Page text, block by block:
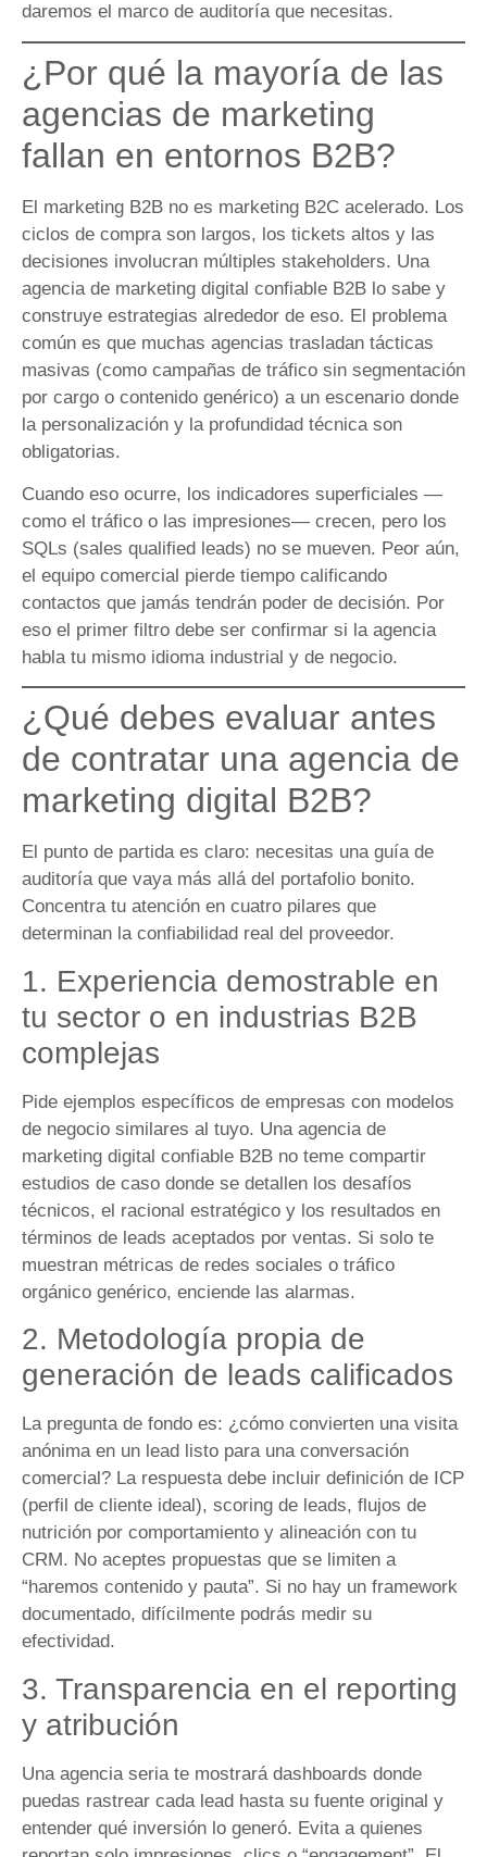
daremos el marco de auditoría que necesitas.
¿Por qué la mayoría de las
agencias de marketing
fallan en entornos B2B?
El marketing B2B no es marketing B2C acelerado. Los
ciclos de compra son largos, los tickets altos y las
decisiones involucran múltiples stakeholders. Una
agencia de marketing digital confiable B2B lo sabe y
construye estrategias alrededor de eso. El problema
común es que muchas agencias trasladan tácticas
masivas (como campañas de tráfico sin segmentación
por cargo o contenido genérico) a un escenario donde
la personalización y la profundidad técnica son
obligatorias.
Cuando eso ocurre, los indicadores superficiales —
como el tráfico o las impresiones— crecen, pero los
SQLs (sales qualified leads) no se mueven. Peor aún,
el equipo comercial pierde tiempo calificando
contactos que jamás tendrán poder de decisión. Por
eso el primer filtro debe ser confirmar si la agencia
habla tu mismo idioma industrial y de negocio.
¿Qué debes evaluar antes
de contratar una agencia de
marketing digital B2B?
El punto de partida es claro: necesitas una guía de
auditoría que vaya más allá del portafolio bonito.
Concentra tu atención en cuatro pilares que
determinan la confiabilidad real del proveedor.
1. Experiencia demostrable en
tu sector o en industrias B2B
complejas
Pide ejemplos específicos de empresas con modelos
de negocio similares al tuyo. Una agencia de
marketing digital confiable B2B no teme compartir
estudios de caso donde se detallen los desafíos
técnicos, el racional estratégico y los resultados en
términos de leads aceptados por ventas. Si solo te
muestran métricas de redes sociales o tráfico
orgánico genérico, enciende las alarmas.
2. Metodología propia de
generación de leads calificados
La pregunta de fondo es: ¿cómo convierten una visita
anónima en un lead listo para una conversación
comercial? La respuesta debe incluir definición de ICP
(perfil de cliente ideal), scoring de leads, flujos de
nutrición por comportamiento y alineación con tu
CRM. No aceptes propuestas que se limiten a
“haremos contenido y pauta”. Si no hay un framework
documentado, difícilmente podrás medir su
efectividad.
3. Transparencia en el reporting
y atribución
Una agencia seria te mostrará dashboards donde
puedas rastrear cada lead hasta su fuente original y
entender qué inversión lo generó. Evita a quienes